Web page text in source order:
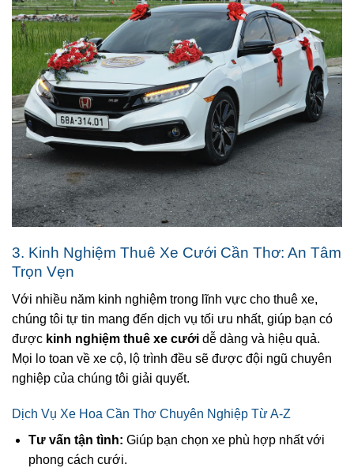
3. Kinh Nghiệm Thuê Xe Cưới Cần Thơ: An Tâm
Trọn Vẹn
Với nhiều năm kinh nghiệm trong lĩnh vực cho thuê xe,
chúng tôi tự tin mang đến dịch vụ tối ưu nhất, giúp bạn có
được kinh nghiệm thuê xe cưới dễ dàng và hiệu quả.
Mọi lo toan về xe cộ, lộ trình đều sẽ được đội ngũ chuyên
nghiệp của chúng tôi giải quyết.
Dịch Vụ Xe Hoa Cần Thơ Chuyên Nghiệp Từ A-Z
Tư vấn tận tình: Giúp bạn chọn xe phù hợp nhất với
phong cách cưới.